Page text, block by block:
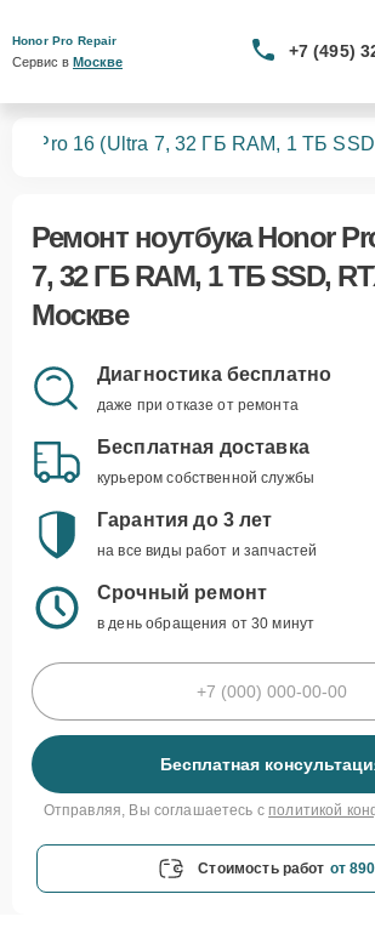
Honor Pro Repair
Сервис в Москве
+7 (495)
Pro 16 (Ultra 7, 32 ГБ RAM, 1 ТБ
Ремонт ноутбука Honor
7, 32 ГБ RAM, 1 ТБ SSD,
Москве
Диагностика бесплатно
даже при отказе от ремонта
Бесплатная доставка
курьером собственной службы
Гарантия до 3 лет
на все виды работ и запчастей
Срочный ремонт
в день обращения от 30 минут
Бесплатная
Отправляя, Вы соглашаетесь с политикой
Стоимость работ от